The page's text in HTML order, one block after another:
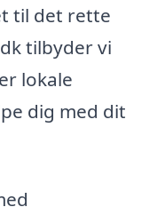
til det rette
tilbyder vi
lokale
dig med dit